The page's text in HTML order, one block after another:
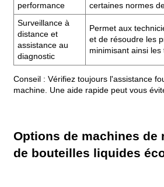
performance
certaines normes
Surveillance à
distance et
assistance au
diagnostic
Permet aux
et de résoudre les
minimisant ainsi
Conseil : Vérifiez toujours l'assistance
machine. Une aide rapide peut vous
Options de machines de
de bouteilles liquides